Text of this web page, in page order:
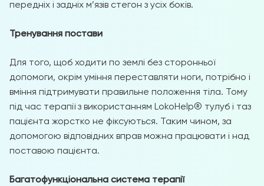
передніх і задніх м’язів стегон з усіх боків.
Тренування постави
Для того, щоб ходити по землі без сторонньої
допомоги, окрім уміння переставляти ноги, потрібно і
вміння підтримувати правильне положення тіла. Тому
під час терапії з використанням LokoHelp® тулуб і таз
пацієнта жорстко не фіксуються. Таким чином, за
допомогою відповідних вправ можна працювати і над
поставою пацієнта.
Багатофункціональна система терапії